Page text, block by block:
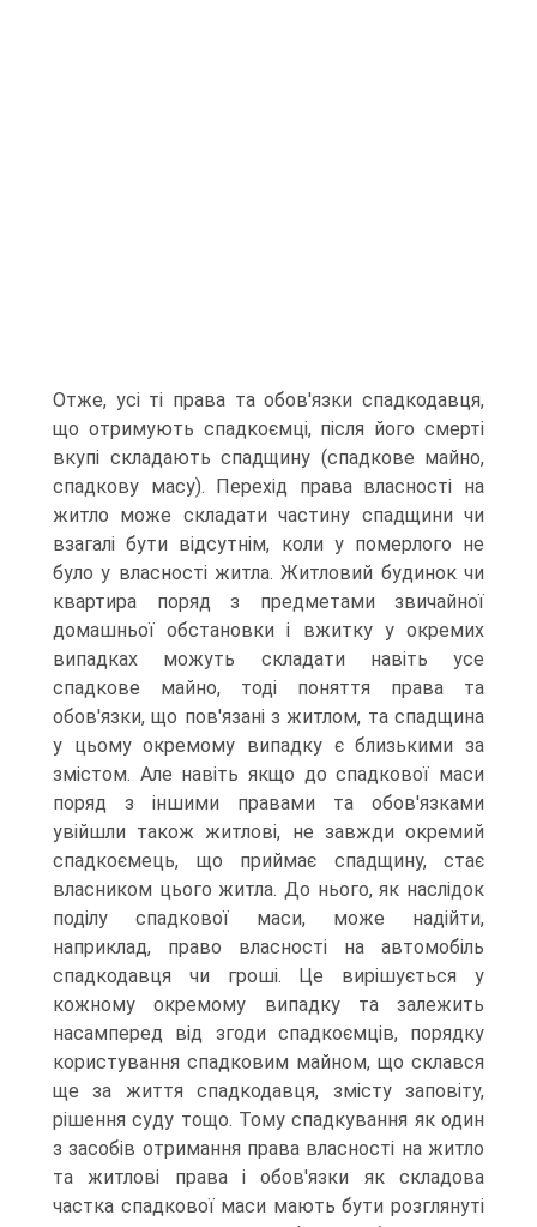
Отже, усі ті права та обов'язки спадкодавця,
що отримують спадкоємці, після його смерті
вкупі складають спадщину (спадкове майно,
спадкову масу). Перехід права власності на
житло може складати частину спадщини чи
взагалі бути відсутнім, коли у померлого не
було у власності житла. Житловий будинок чи
квартира поряд з предметами звичайної
домашньої обстановки і вжитку у окремих
випадках можуть складати навіть усе
спадкове майно, тоді поняття права та
обов'язки, що пов'язані з житлом, та спадщина
у цьому окремому випадку є близькими за
змістом. Але навіть якщо до спадкової маси
поряд з іншими правами та обов'язками
увійшли також житлові, не завжди окремий
спадкоємець, що приймає спадщину, стає
власником цього житла. До нього, як наслідок
поділу спадкової маси, може надійти,
наприклад, право власності на автомобіль
спадкодавця чи гроші. Це вирішується у
кожному окремому випадку та залежить
насамперед від згоди спадкоємців, порядку
користування спадковим майном, що склався
ще за життя спадкодавця, змісту заповіту,
рішення суду тощо. Тому спадкування як один
з засобів отримання права власності на житло
та житлові права і обов'язки як складова
частка спадкової маси мають бути розглянуті